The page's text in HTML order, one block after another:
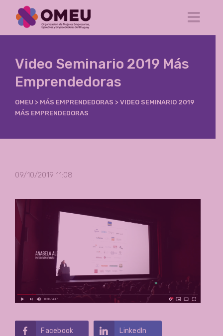
Video Seminario 2019 Más
Emprendedoras
OMEU > MÁS EMPRENDEDORAS > VIDEO SEMINARIO 2019
MÁS EMPRENDEDORAS
09/10/2019 11:08
Facebook LinkedIn